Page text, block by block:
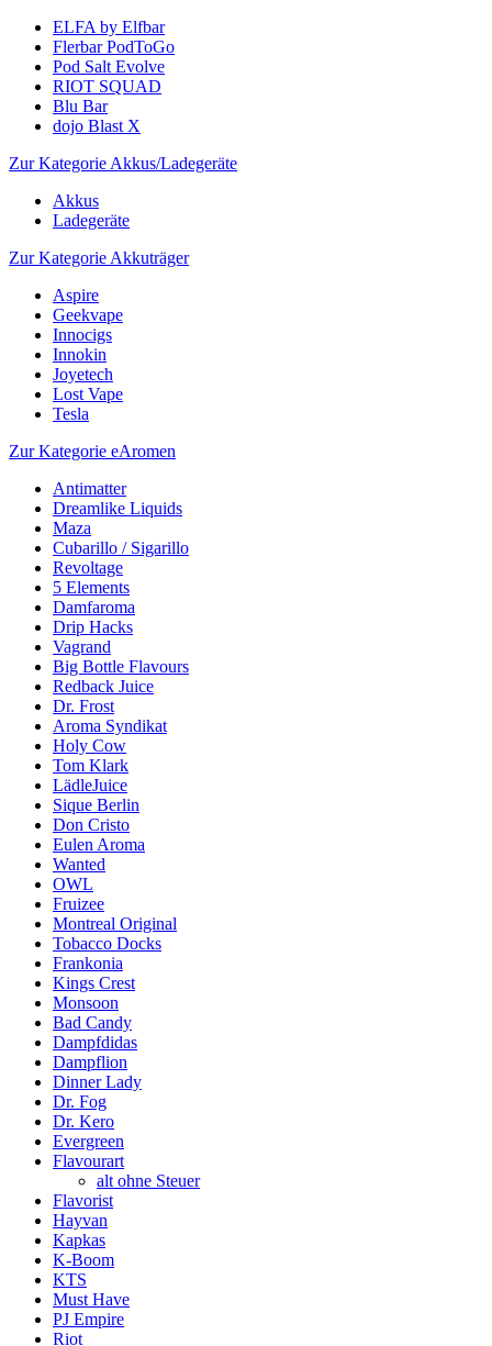
ELFA by Elfbar
Flerbar PodToGo
Pod Salt Evolve
RIOT SQUAD
Blu Bar
dojo Blast X
Zur Kategorie Akkus/Ladegeräte
Akkus
Ladegeräte
Zur Kategorie Akkuträger
Aspire
Geekvape
Innocigs
Innokin
Joyetech
Lost Vape
Tesla
Zur Kategorie eAromen
Antimatter
Dreamlike Liquids
Maza
Cubarillo / Sigarillo
Revoltage
5 Elements
Damfaroma
Drip Hacks
Vagrand
Big Bottle Flavours
Redback Juice
Dr. Frost
Aroma Syndikat
Holy Cow
Tom Klark
LädleJuice
Sique Berlin
Don Cristo
Eulen Aroma
Wanted
OWL
Fruizee
Montreal Original
Tobacco Docks
Frankonia
Kings Crest
Monsoon
Bad Candy
Dampfdidas
Dampflion
Dinner Lady
Dr. Fog
Dr. Kero
Evergreen
Flavourart
alt ohne Steuer
Flavorist
Hayvan
Kapkas
K-Boom
KTS
Must Have
PJ Empire
Riot